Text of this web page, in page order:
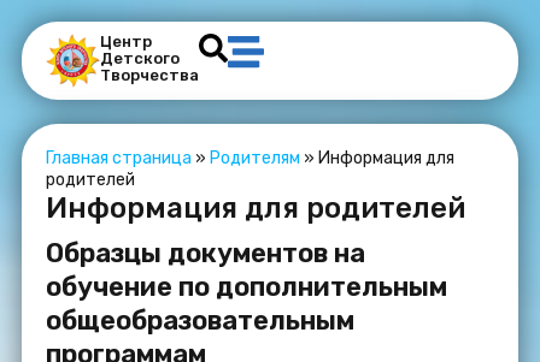
Центр
Детского
Творчества
Главная страница » Родителям » Информация для
родителей
Информация для родителей
Образцы документов на
обучение по дополнительным
общеобразовательным
программам